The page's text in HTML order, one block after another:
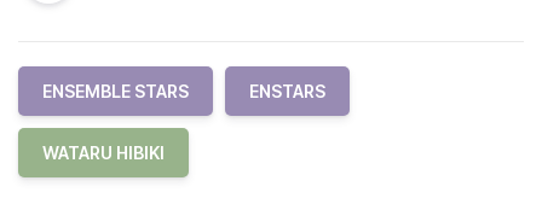
ENSEMBLE STARS ENSTARS
WATARU HIBIKI